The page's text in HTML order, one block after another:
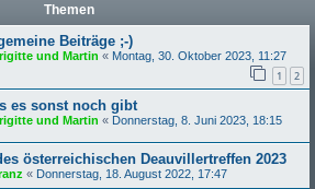
Themen
Beiträge ;-)
und Martin « Montag, 30. Oktober 2023, 11:27
1 2
es sonst noch gibt
und Martin « Donnerstag, 8. Juni 2023, 18:15
österreichischen Deauvillertreffen 2023
« Donnerstag, 18. August 2022, 17:47